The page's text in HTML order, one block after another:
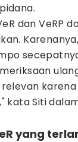
dan VeRP
karena
kata Siti
yang